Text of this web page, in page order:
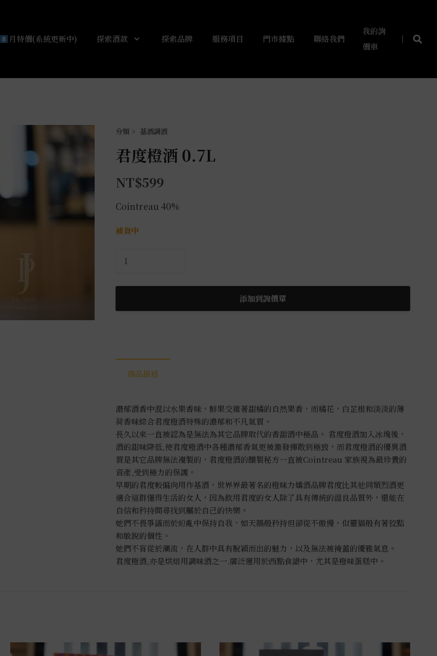
月特價(系統更新中) 探索酒款 探索品牌 服務項目 門市據點 聯絡我們
我的詢
價車
基酒調酒
君度橙酒 0.7L
NT$599
Cointreau 40%
補貨中
添加到詢價單
商品描述
濃郁酒香中混以水果香味，鮮果交雜著甜橘的自然果香，而橘花，白芷根和淡淡的薄
荷香味綜合君度橙酒特殊的濃郁和不凡氣質。
長久以來一直被認為是無法為其它品牌取代的香甜酒中極品。 君度橙酒加入冰塊後，
酒的甜味降低,使君度橙酒中各種濃郁香氣更被激發揮散到極致，而君度橙酒的優異酒
質是其它品牌無法複製的，君度橙酒的釀製秘方一直被Cointreau 家族視為最珍貴的
資產,受到極力的保護。
早期的君度較偏向用作基酒，世界界最著名的橙味力嬌酒品牌君度比其他同類烈酒更
適合這群懂得生活的女人，因為飲用君度的女人除了具有傳統的溫良品質外，還能在
自信和矜持間尋找到屬於自己的快樂。
她們不畏爭議而於紛亂中保持自我，如天鵝般矜持但卻從不傲慢，似靈貓般有著狡黠
和敏銳的個性。
她們不盲從於潮流，在人群中具有脫穎而出的魅力，以及無法被掩蓋的優雅氣息。
君度橙酒,亦是烘焙用調味酒之一.廣泛運用於西點食譜中，尤其是橙味蛋糕中。